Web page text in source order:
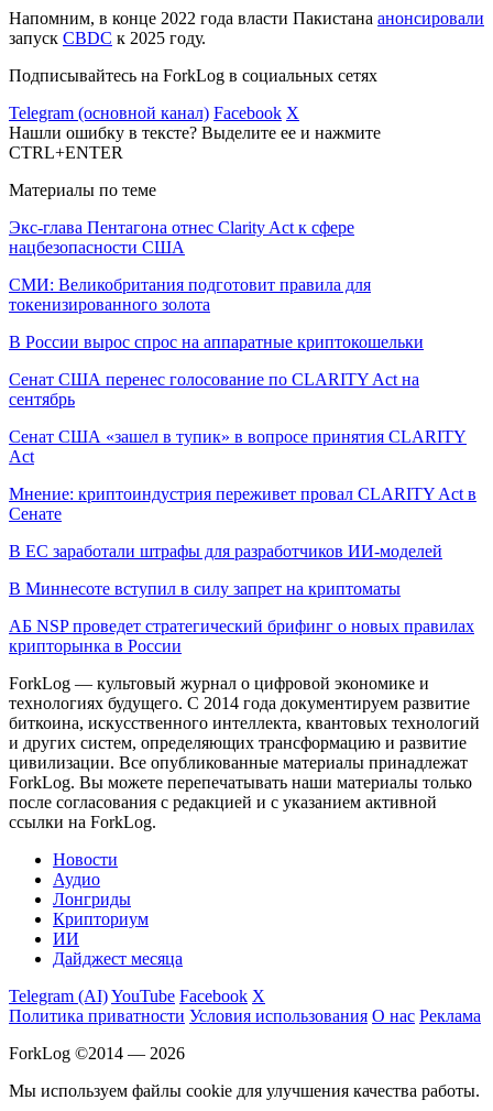
Напомним, в конце 2022 года власти Пакистана анонсировали
запуск CBDC к 2025 году.
Подписывайтесь на ForkLog в социальных сетях
Telegram (основной канал) Facebook X
Нашли ошибку в тексте? Выделите ее и нажмите
CTRL+ENTER
Материалы по теме
Экс-глава Пентагона отнес Clarity Act к сфере
нацбезопасности США
СМИ: Великобритания подготовит правила для
токенизированного золота
В России вырос спрос на аппаратные криптокошельки
Сенат США перенес голосование по CLARITY Act на
сентябрь
Сенат США «зашел в тупик» в вопросе принятия CLARITY
Act
Мнение: криптоиндустрия переживет провал CLARITY Act в
Сенате
В ЕС заработали штрафы для разработчиков ИИ-моделей
В Миннесоте вступил в силу запрет на криптоматы
АБ NSP проведет стратегический брифинг о новых правилах
крипторынка в России
ForkLog — культовый журнал о цифровой экономике и
технологиях будущего. С 2014 года документируем развитие
биткоина, искусственного интеллекта, квантовых технологий
и других систем, определяющих трансформацию и развитие
цивилизации. Все опубликованные материалы принадлежат
ForkLog. Вы можете перепечатывать наши материалы только
после согласования с редакцией и с указанием активной
ссылки на ForkLog.
Новости
Аудио
Лонгриды
Крипториум
ИИ
Дайджест месяца
Telegram (AI)YouTube Facebook X
Политика приватности Условия использования О нас Реклама
ForkLog ©2014 — 2026
Мы используем файлы cookie для улучшения качества работы.